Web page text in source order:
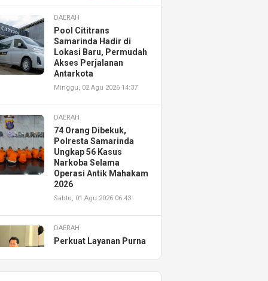
DAERAH
Pool Cititrans
Samarinda Hadir di
Lokasi Baru, Permudah
Akses Perjalanan
Antarkota
Minggu, 02 Agu 2026 14:37
DAERAH
74 Orang Dibekuk,
Polresta Samarinda
Ungkap 56 Kasus
Narkoba Selama
Operasi Antik Mahakam
2026
Sabtu, 01 Agu 2026 06:43
DAERAH
Perkuat Layanan Purna
Resmikan AHASS